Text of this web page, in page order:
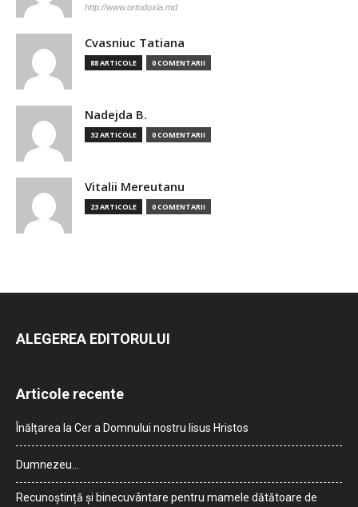
http://www.ortodoxia.md
Cvasniuc Tatiana
88 ARTICOLE 0 COMENTARII
Nadejda B.
32 ARTICOLE 0 COMENTARII
Vitalii Mereutanu
23 ARTICOLE 0 COMENTARII
ALEGEREA EDITORULUI
Articole recente
Înălțarea la Cer a Domnului nostru Iisus Hristos
Dumnezeu…
Recunoștință și binecuvântare pentru mamele dătătoare de